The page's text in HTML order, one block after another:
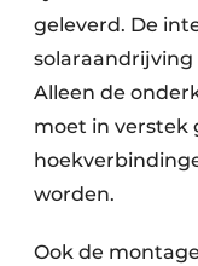
geleverd. De
solaraandrijving
Alleen de
moet in verstek
worden.
Ook de